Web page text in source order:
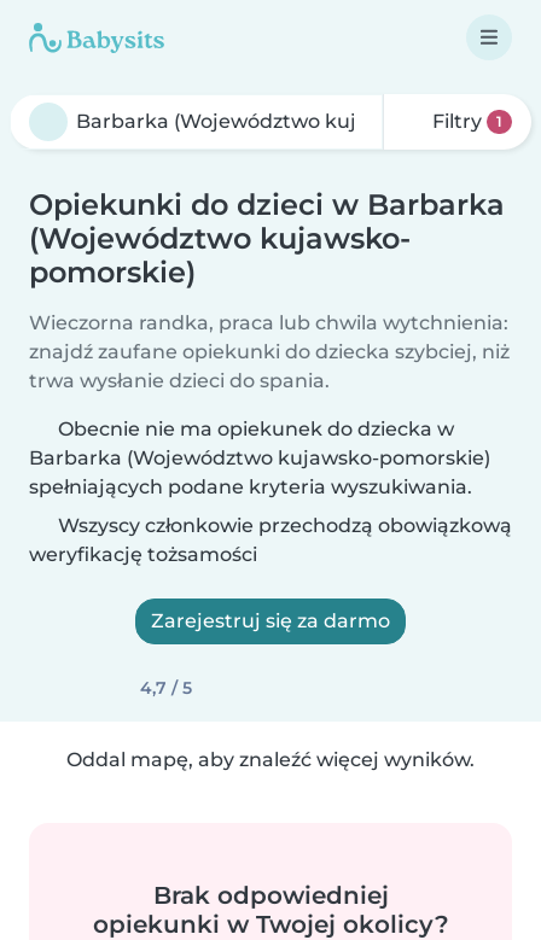
Filtry 1
Opiekunki do dzieci w Barbarka
(Województwo kujawsko-
pomorskie)
Wieczorna randka, praca lub chwila wytchnienia:
znajdź zaufane opiekunki do dziecka szybciej, niż
trwa wysłanie dzieci do spania.
Obecnie nie ma opiekunek do dziecka w
Barbarka (Województwo kujawsko-pomorskie)
spełniających podane kryteria wyszukiwania.
Wszyscy członkowie przechodzą obowiązkową
weryfikację tożsamości
Zarejestruj się za darmo
4,7 / 5
Oddal mapę, aby znaleźć więcej wyników.
Brak odpowiedniej
opiekunki w Twojej okolicy?